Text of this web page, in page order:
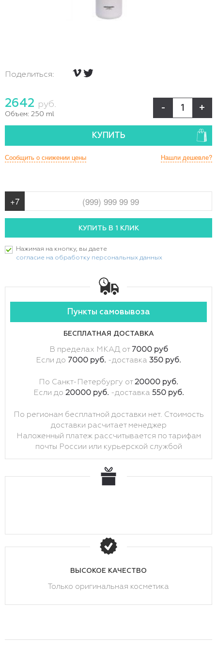
Поделиться:
2642 руб.
Объем: 250 ml
- +
КУПИТЬ
Нашли дешевле?
Сообщить о снижении цены
Нажимая на кнопку, вы даете
согласие на обработку персональных данных
Пункты самовывоза
БЕСПЛАТНАЯ ДОСТАВКА
В пределах МКАД от 7000 руб
Если до 7000 руб. -доставка 350 руб.
По Санкт-Петербургу от20000 руб.
Если до 20000 руб. -доставка 550 руб.
По регионам бесплатной доставки нет. Стоимость
доставки расчитает менеджер
Наложенный платеж рассчитывается по тарифам
почты России или курьерской службой
ВЫСОКОЕ КАЧЕСТВО
Только оригинальная косметика